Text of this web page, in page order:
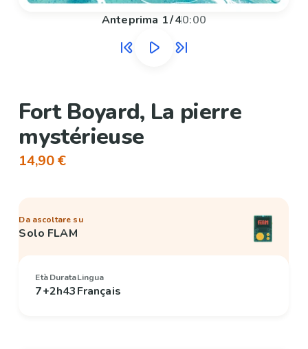
Anteprima 1/40:00
Fort Boyard, La pierre
mystérieuse
14,90 €
Da ascoltare su
Solo FLAM
Età
7+
Durata
2h43
Lingua
Français